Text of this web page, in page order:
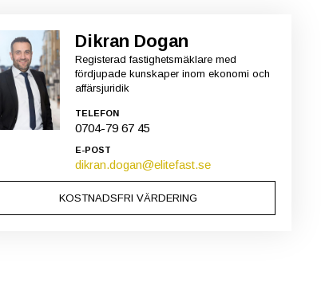
Dikran Dogan
Registerad fastighetsmäklare med
fördjupade kunskaper inom ekonomi och
affärsjuridik
TELEFON
0704-79 67 45
E-POST
dikran.dogan@elitefast.se
KOSTNADSFRI VÄRDERING